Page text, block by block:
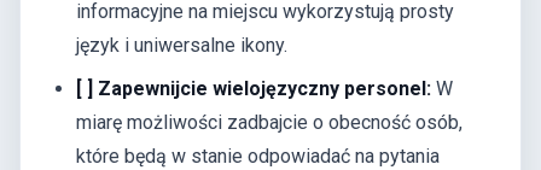
informacyjne na miejscu wykorzystują prosty
język i uniwersalne ikony.
[ ] Zapewnijcie wielojęzyczny personel: W
miarę możliwości zadbajcie o obecność osób,
które będą w stanie odpowiadać na pytania